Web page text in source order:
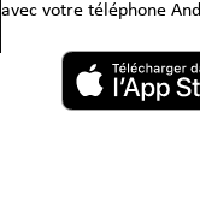
avec votre téléphone